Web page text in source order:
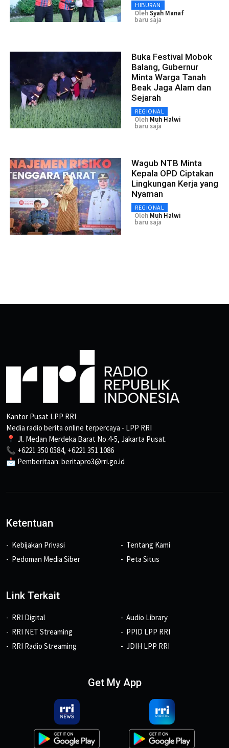
HIBURAN
OlehSyah Manaf
baru saja
Buka Festival Mobok
Balang, Gubernur
Minta Warga Tanah
Beak Jaga Alam dan
Sejarah
REGIONAL
Oleh Muh Halwi
baru saja
Wagub NTB Minta
Kepala OPD Ciptakan
Lingkungan Kerja yang
Nyaman
REGIONAL
Oleh Muh Halwi
baru saja
Kantor Pusat LPP RRI
Media radio berita online terpercaya - LPP RRI
📍 Jl. Medan Merdeka Barat No.4-5, Jakarta Pusat.
📞 +6221 350 0584, +6221 351 1086
📩 Pemberitaan: beritapro3@rri.go.id
Ketentuan
Kebijakan Privasi
Pedoman Media Siber
Tentang Kami
Peta Situs
Link Terkait
RRI Digital
RRI NET Streaming
RRI Radio Streaming
Audio Library
PPID LPP RRI
JDIH LPP RRI
Get My App